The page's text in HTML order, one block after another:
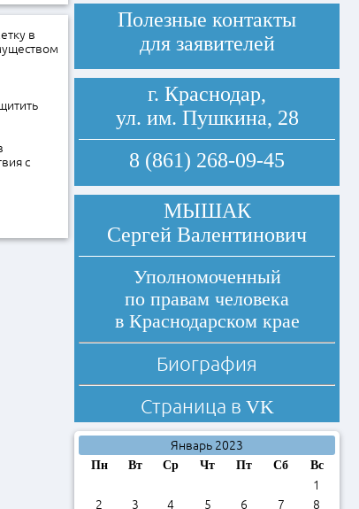
в
с
Полезные контакты
для заявителей
г. Краснодар,
ул. им. Пушкина, 28
8 (861) 268-09-45
МЫШАК
Сергей Валентинович
Уполномоченный
по правам человека
в Краснодарском крае
Биография
Страница в VK
Январь 2023
Пн Вт Ср Чт Пт Сб Вс
1
2
3 4 5 6 7 8